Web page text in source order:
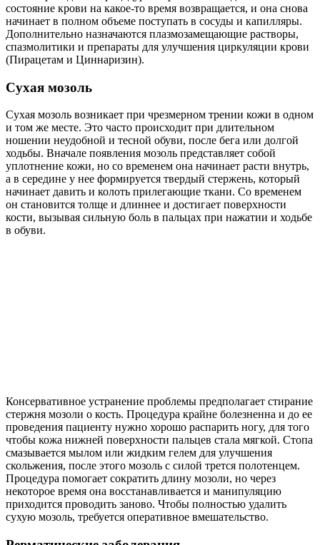
состояние крови на какое-то время возвращается, и она снова
начинает в полном объеме поступать в сосуды и капилляры.
Дополнительно назначаются плазмозамещающие растворы,
спазмолитики и препараты для улучшения циркуляции крови
(Пирацетам и Циннаризин).
Сухая мозоль
Сухая мозоль возникает при чрезмерном трении кожи в одном
и том же месте. Это часто происходит при длительном
ношении неудобной и тесной обуви, после бега или долгой
ходьбы. Вначале появления мозоль представляет собой
уплотнение кожи, но со временем она начинает расти внутрь,
а в середине у нее формируется твердый стержень, который
начинает давить и колоть прилегающие ткани. Со временем
он становится толще и длиннее и достигает поверхности
кости, вызывая сильную боль в пальцах при нажатии и ходьбе
в обуви.
Консервативное устранение проблемы предполагает стирание
стержня мозоли о кость. Процедура крайне болезненна и до ее
проведения пациенту нужно хорошо распарить ногу, для того
чтобы кожа нижней поверхности пальцев стала мягкой. Стопа
смазывается мылом или жидким гелем для улучшения
скольжения, после этого мозоль с силой трется полотенцем.
Процедура помогает сократить длину мозоли, но через
некоторое время она восстанавливается и манипуляцию
приходится проводить заново. Чтобы полностью удалить
сухую мозоль, требуется оперативное вмешательство.